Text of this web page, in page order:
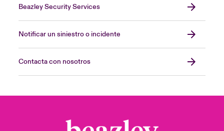
Beazley Security Services
Notificar un siniestro o incidente
Contacta con nosotros